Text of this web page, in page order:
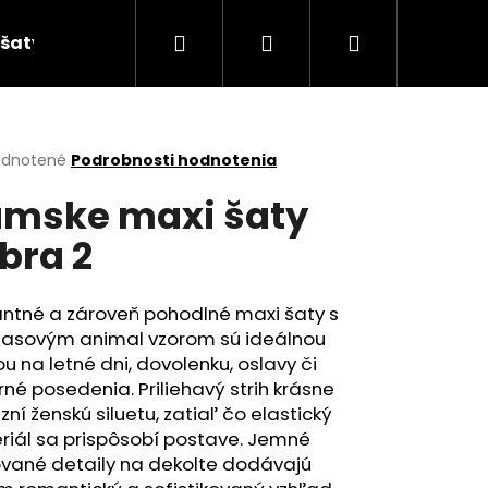
Hľadať PrihlásenieNákupný
Podrobnosti hodnotenia
maxi šaty
2
a zároveň pohodlné maxi šaty s
animal vzorom sú ideálnou
na letné dni, dovolenku, oslavy či
posedenia. Priliehavý strih krásne
ženskú siluetu, zatiaľ čo elastický
sa prispôsobí postave. Jemné
detaily na dekolte dodávajú